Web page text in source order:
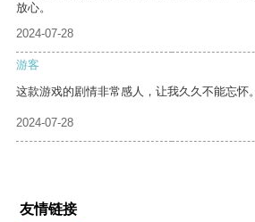
放心。
2024-07-28
游客
这款游戏的剧情非常感人，让我久久不能忘怀。
2024-07-28
友情链接